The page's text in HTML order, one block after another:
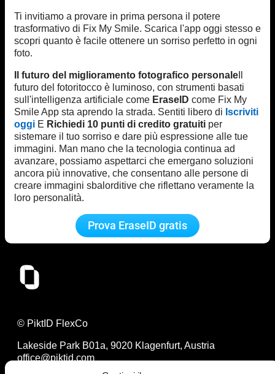
Ti invitiamo a provare in prima persona il potere
trasformativo di Fix My Smile. Scarica l'app oggi stesso e
scopri quanto è facile ottenere un sorriso perfetto in ogni
foto.
Il futuro del miglioramento fotografico personale
futuro del fotoritocco è luminoso, con strumenti basati
sull'intelligenza artificiale come EraseID come Fix My
Smile App sta aprendo la strada. Sentiti libero di Iscriviti
oggi E Richiedi 10 punti di credito gratuiti per
sistemare il tuo sorriso e dare più espressione alle tue
immagini. Man mano che la tecnologia continua ad
avanzare, possiamo aspettarci che emergano soluzioni
ancora più innovative, che consentano alle persone di
creare immagini sbalorditive che riflettano veramente la
loro personalità.
Prova EraseID gratis
© PiktID FlexCo
Lakeside Park B01a, 9020 Klagenfurt, Austria
office@piktid.com